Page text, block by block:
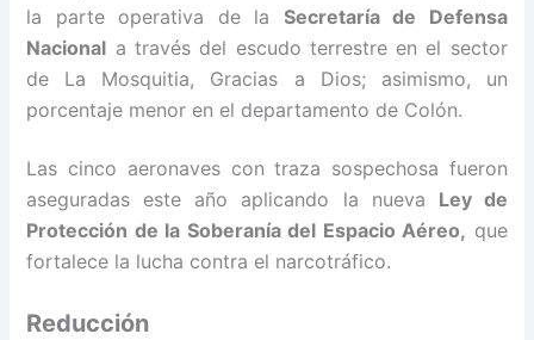
la parte operativa de la Secretaría de Defensa
Nacional a través del escudo terrestre en el sector
de La Mosquitia, Gracias a Dios; asimismo, un
porcentaje menor en el departamento de Colón.
Las cinco aeronaves con traza sospechosa fueron
aseguradas este año aplicando la nueva Ley de
Protección de la Soberanía del Espacio Aéreo, que
fortalece la lucha contra el narcotráfico.
Reducción